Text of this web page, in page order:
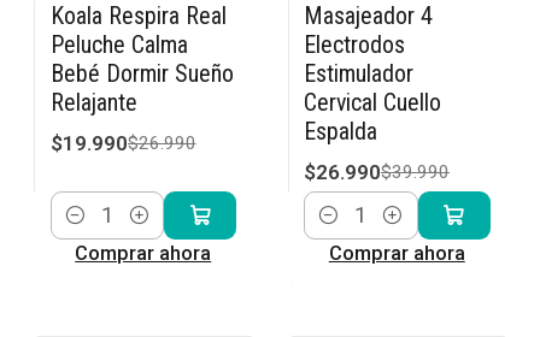
-26% OFF
Koala Respira Real
Peluche Calma
Bebé Dormir Sueño
Relajante
$19.990$26.990
Cantidad
Comprar ahora
-33% OFF
Masajeador 4
Electrodos
Estimulador
Cervical Cuello
Espalda
$26.990$39.990
Cantidad
Comprar ahora